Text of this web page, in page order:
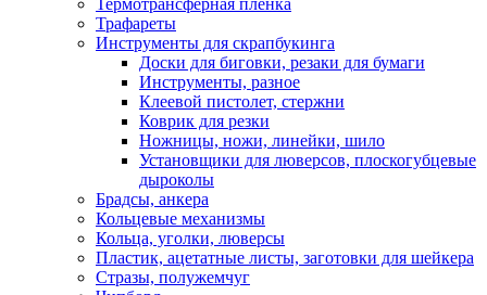
Трафареты
Инструменты для скрапбукинга
Доски для биговки, резаки для бумаги
Инструменты, разное
Клеевой пистолет, стержни
Коврик для резки
Ножницы, ножи, линейки, шило
Установщики для люверсов, плоскогубцевые
дыроколы
Брадсы, анкера
Кольцевые механизмы
Кольца, уголки, люверсы
Пластик, ацетатные листы, заготовки для шейкера
Стразы, полужемчуг